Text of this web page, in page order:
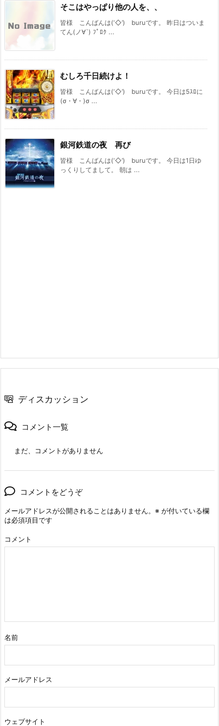
そこはやっぱり他の人を、、
皆様 こんばんは(‘◇’)ゞburuです。 昨日はついま
てん(ノ∀`) ﾌﾟﾛｸ ...
むしろ千日続けよ！
皆様 こんばんは(‘◇’)ゞburuです。 今日は5ｽﾛに
(σ・∀・)σ ...
銀河鉄道の夜 再び
皆様 こんばんは(‘◇’)ゞburuです。 今日は1日ゆ
っくりしてまして。 朝は ...
ディスカッション
コメント一覧
まだ、コメントがありません
コメントをどうぞ
メールアドレスが公開されることはありません。 ※ が付いている欄
は必須項目です
コメント
名前
メールアドレス
ウェブサイト